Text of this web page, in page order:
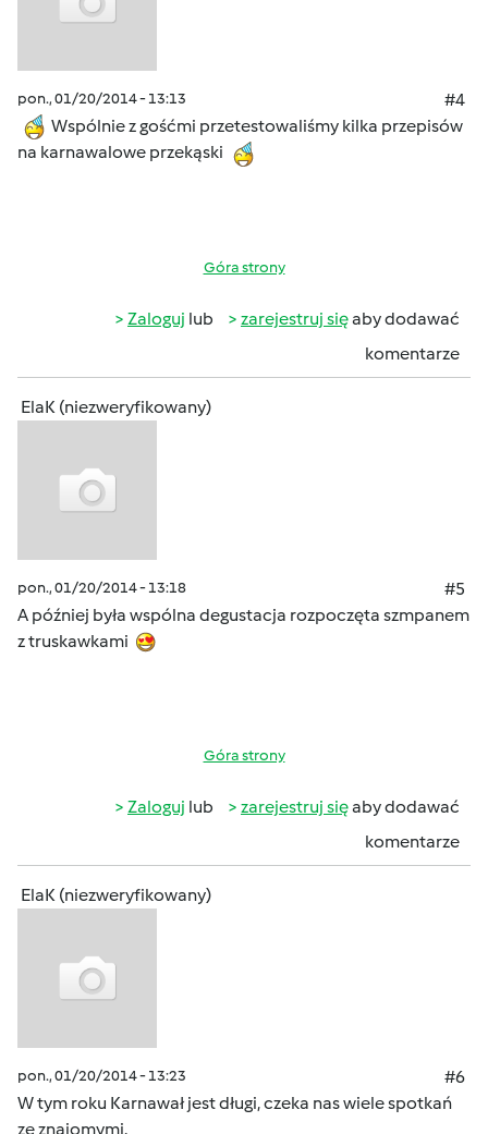
pon., 01/20/2014 - 13:13
#4
Wspólnie z gośćmi przetestowaliśmy kilka przepisów
na karnawalowe przekąski
Góra strony
Zaloguj lub zarejestruj sięaby dodawać
komentarze
ElaK (niezweryfikowany)
pon., 01/20/2014 - 13:18
#5
A później była wspólna degustacja rozpoczęta szmpanem
z truskawkami
Góra strony
Zaloguj lub zarejestruj sięaby dodawać
komentarze
ElaK (niezweryfikowany)
pon., 01/20/2014 - 13:23
#6
W tym roku Karnawał jest długi, czeka nas wiele spotkań
ze znajomymi.